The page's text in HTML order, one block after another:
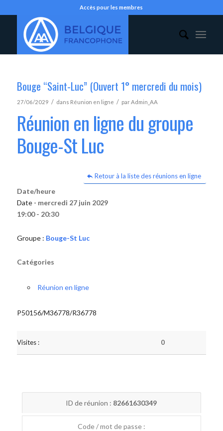
Accès pour les membres
Bouge “Saint-Luc” (Ouvert 1° mercredi du mois)
27/06/2029 / dans Réunion en ligne / parAdmin_AA
Réunion en ligne du groupe
Bouge-St Luc
Retour à la liste des réunions en ligne
Date/heure
Date - mercredi 27 juin 2029
19:00 - 20:30
Groupe : Bouge-St Luc
Catégories
Réunion en ligne
P50156/M36778/R36778
Visites : 0
ID de réunion : 82661630349
Code / mot de passe :